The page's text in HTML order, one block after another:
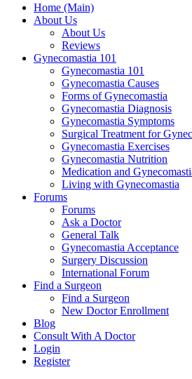
Home (Main)
About Us
About Us
Reviews
Gynecomastia 101
Gynecomastia 101
Gynecomastia Causes
Forms of Gynecomastia
Gynecomastia Diagnosis
Gynecomastia Symptoms
Surgical Treatment for
Gynecomastia Exercises
Gynecomastia Nutrition
Medication and
Living with Gynecomastia
Forums
Forums
Ask a Doctor
General Talk
Gynecomastia Acceptance
Surgery Discussion
International Forum
Find a Surgeon
Find a Surgeon
New Doctor Enrollment
Blog
Consult With A Doctor
Login
Register